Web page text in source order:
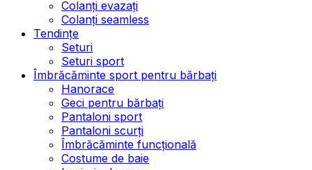
Colanți evazați
Colanți seamless
Tendințe
Seturi
Seturi sport
Îmbrăcăminte sport pentru bărbați
Hanorace
Geci pentru bărbați
Pantaloni sport
Pantaloni scurți
Îmbrăcăminte funcțională
Costume de baie